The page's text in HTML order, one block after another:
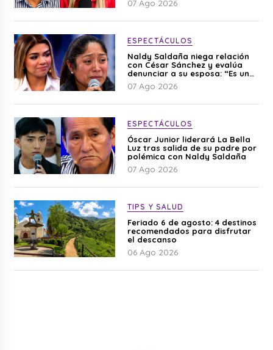
07 Ago 2026
ESPECTÁCULOS
Naldy Saldaña niega relación
con César Sánchez y evalúa
denunciar a su esposa: “Es una
difamación”
07 Ago 2026
ESPECTÁCULOS
Óscar Junior liderará La Bella
Luz tras salida de su padre por
polémica con Naldy Saldaña
07 Ago 2026
TIPS Y SALUD
Feriado 6 de agosto: 4 destinos
recomendados para disfrutar
el descanso
06 Ago 2026